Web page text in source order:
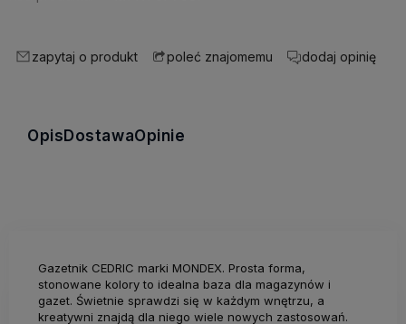
zapytaj o produkt poleć znajomemu dodaj opinię
OpisDostawaOpinie
Gazetnik CEDRIC marki MONDEX. Prosta forma,
stonowane kolory to idealna baza dla magazynów i
gazet. Świetnie sprawdzi się w każdym wnętrzu, a
kreatywni znajdą dla niego wiele nowych zastosowań.